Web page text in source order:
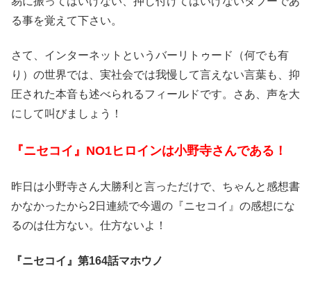
る事を覚えて下さい。
さて、インターネットというバーリトゥード（何でも有
り）の世界では、実社会では我慢して言えない言葉も、抑
圧された本音も述べられるフィールドです。さあ、声を大
にして叫びましょう！
『ニセコイ』NO1ヒロインは小野寺さんである！
昨日は小野寺さん大勝利と言っただけで、ちゃんと感想書
かなかったから2日連続で今週の『ニセコイ』の感想にな
るのは仕方ない。仕方ないよ！
『ニセコイ』第164話マホウノ